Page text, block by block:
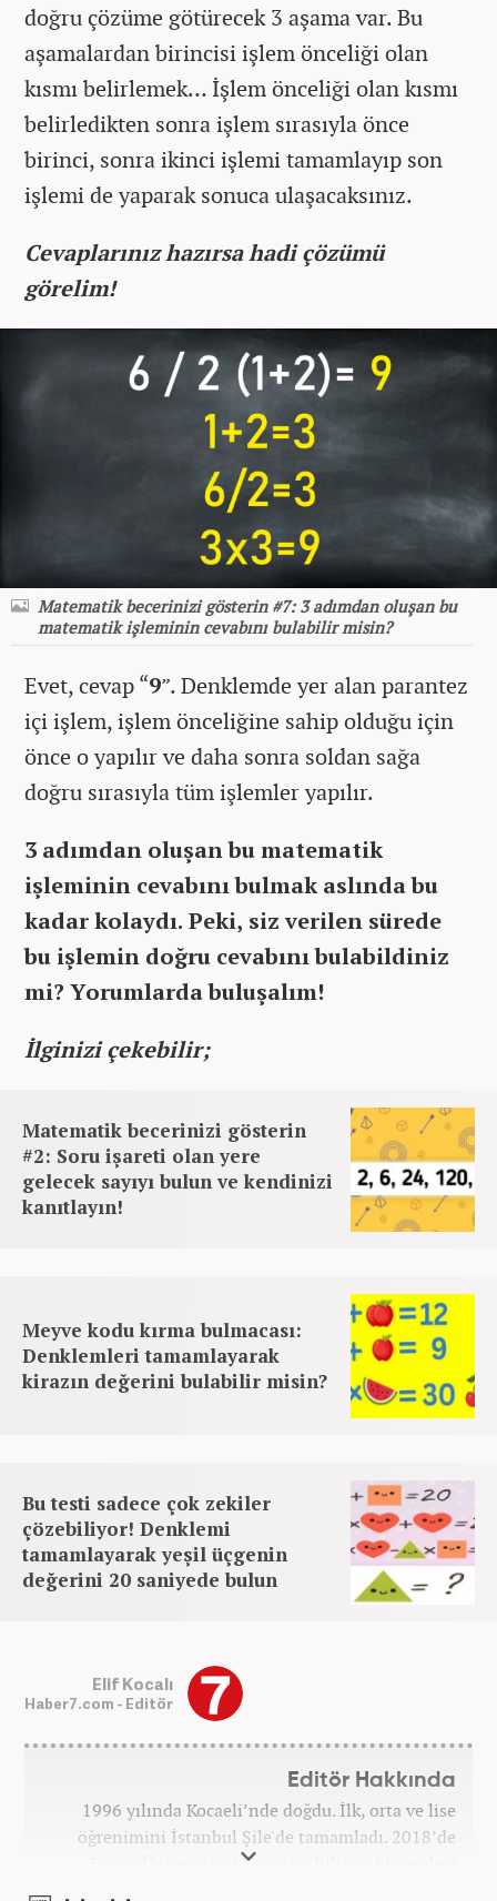
doğru çözüme götürecek 3 aşama var. Bu
aşamalardan birincisi işlem önceliği olan
kısmı belirlemek… İşlem önceliği olan kısmı
belirledikten sonra işlem sırasıyla önce
birinci, sonra ikinci işlemi tamamlayıp son
işlemi de yaparak sonuca ulaşacaksınız.
Cevaplarınız hazırsa hadi çözümü
görelim!
Matematik becerinizi gösterin #7: 3 adımdan oluşan bu
matematik işleminin cevabını bulabilir misin?
Evet, cevap “9”. Denklemde yer alan parantez
içi işlem, işlem önceliğine sahip olduğu için
önce o yapılır ve daha sonra soldan sağa
doğru sırasıyla tüm işlemler yapılır.
3 adımdan oluşan bu matematik
işleminin cevabını bulmak aslında bu
kadar kolaydı. Peki, siz verilen sürede
bu işlemin doğru cevabını bulabildiniz
mi? Yorumlarda buluşalım!
İlginizi çekebilir;
Matematik becerinizi gösterin
#2: Soru işareti olan yere
gelecek sayıyı bulun ve kendinizi
kanıtlayın!
Meyve kodu kırma bulmacası:
Denklemleri tamamlayarak
kirazın değerini bulabilir misin?
Bu testi sadece çok zekiler
çözebiliyor! Denklemi
tamamlayarak yeşil üçgenin
değerini 20 saniyede bulun
Elif Kocalı
Haber7.com - Editör
Editör Hakkında
1996 yılında Kocaeli’nde doğdu. İlk, orta ve lise
öğrenimini İstanbul Şile'de tamamladı. 2018’de
Düzce Üniversitesi Yönetim Bilişim Sistemleri